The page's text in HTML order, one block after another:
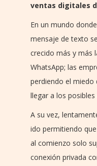
ventas digitales
En un mundo
mensaje de texto
crecido más y más
WhatsApp; las
perdiendo el
llegar a los posibles
A su vez,
ido permitiendo
al comienzo solo
conexión privada